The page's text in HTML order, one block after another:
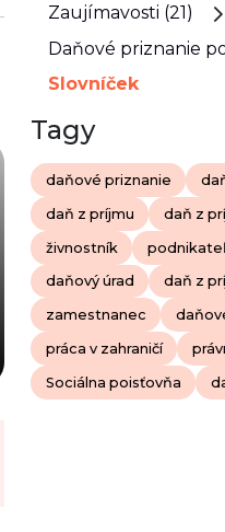
Zaujímavosti (21)
Daňové priznanie
Slovníček
Tagy
daňové priznanie
daň z príjmu daň z
živnostník
daňový úrad daň z
zamestnanec
práca v zahraničí
Sociálna poisťovňa